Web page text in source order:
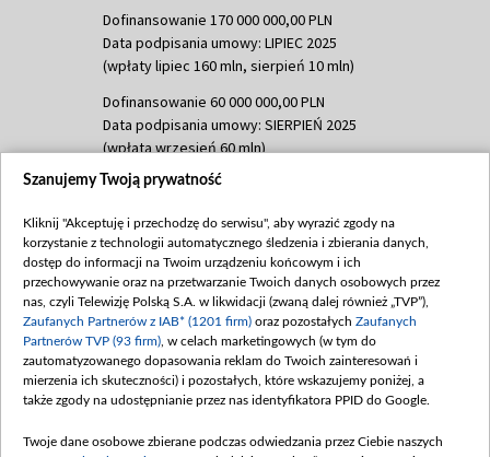
Dofinansowanie 170 000 000,00 PLN
Data podpisania umowy: LIPIEC 2025
(wpłaty lipiec 160 mln, sierpień 10 mln)
Dofinansowanie 60 000 000,00 PLN
Data podpisania umowy: SIERPIEŃ 2025
(wpłata wrzesień 60 mln)
Dofinansowanie 635 783 051,21 PLN
(wpłata wrzesień 100 mln, październik 350
mln, listopad 265 mln)
Dofinansowanie 48 862 000,00 PLN
Data podpisania umowy: GRUDZIEŃ 2025
(wpłata grudzień 60,548 mln)
Dofinansowanie 900 000 000,00 PLN
Data podpisania umowy: LUTY 2026 (wpłata
kwiecień 180 mln, 7 maja 180 mln, 8
Szanujemy Twoją prywatność
Kliknij "Akceptuję i przechodzę do serwisu", aby wyrazić zgody na
korzystanie z technologii automatycznego śledzenia i zbierania danych,
dostęp do informacji na Twoim urządzeniu końcowym i ich
przechowywanie oraz na przetwarzanie Twoich danych osobowych przez
nas, czyli Telewizję Polską S.A. w likwidacji (zwaną dalej również „TVP”),
Zaufanych Partnerów z IAB* (1201 firm) oraz pozostałych Zaufanych
Partnerów TVP (93 firm) , w celach marketingowych (w tym do
zautomatyzowanego dopasowania reklam do Twoich zainteresowań i
mierzenia ich skuteczności) i pozostałych, które wskazujemy poniżej, a
także zgody na udostępnianie przez nas identyfikatora PPID do Google.
Twoje dane osobowe zbierane podczas odwiedzania przez Ciebie naszych